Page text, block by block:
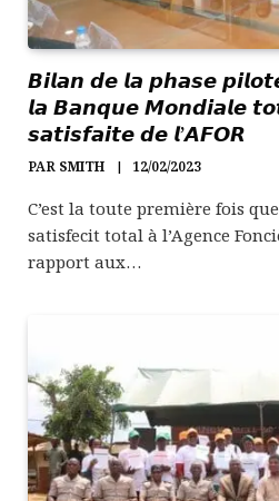
𝘽𝙞𝙡𝙖𝙣 𝙙𝙚 𝙡𝙖 𝙥𝙝𝙖𝙨𝙚
𝙡𝙖 𝘽𝙖𝙣𝙦𝙪𝙚 𝙈𝙤𝙣𝙙𝙞𝙖𝙡𝙚
𝙨𝙖𝙩𝙞𝙨𝙛𝙖𝙞𝙩𝙚 𝙙𝙚 𝙡’𝘼𝙁𝙊𝙍
PAR SMITH 12/02/2023
C’est la toute première fois
satisfecit total à l’Agence
rapport aux…